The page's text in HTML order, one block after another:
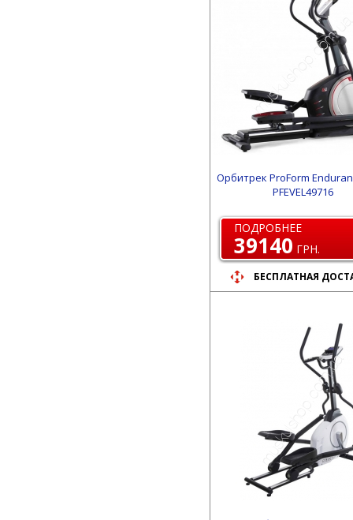
Орбитрек ProForm
PFEVEL49716
ПОДРОБНЕЕ
39140 ГРН.
БЕСПЛАТНАЯ